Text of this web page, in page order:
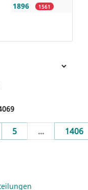
1896 1561
5 ... 1406